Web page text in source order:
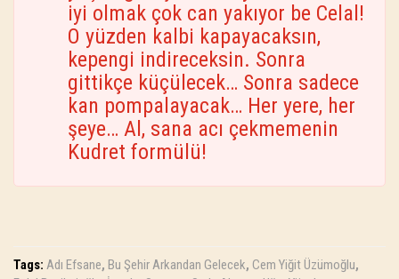
iyi olmak çok can yakıyor be Celal!
O yüzden kalbi kapayacaksın,
kepengi indireceksin. Sonra
gittikçe küçülecek… Sonra sadece
kan pompalayacak… Her yere, her
şeye… Al, sana acı çekmemenin
Kudret formülü!
Tags: Adı Efsane, Bu Şehir Arkandan Gelecek, Cem Yiğit Üzümoğlu,